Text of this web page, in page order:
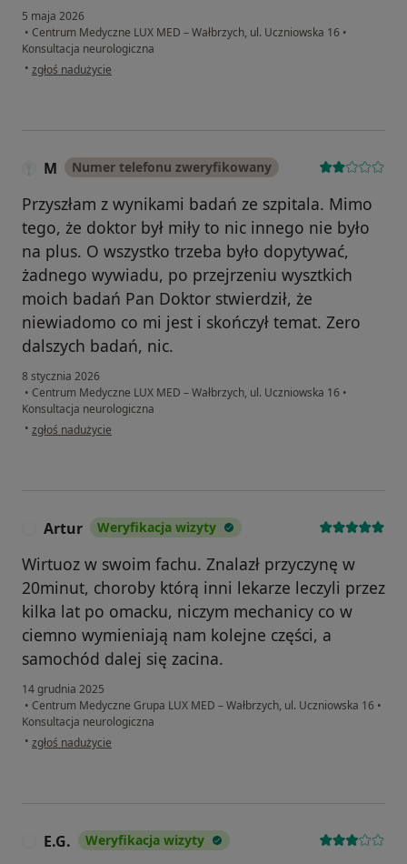
5 maja 2026
• Centrum Medyczne LUX MED – Wałbrzych, ul. Uczniowska 16 •
Konsultacja neurologiczna
• w opinii użytkownika Oskar
zgłoś nadużycie
M Numer telefonu zweryfikowany
Przyszłam z wynikami badań ze szpitala. Mimo
tego, że doktor był miły to nic innego nie było
na plus. O wszystko trzeba było dopytywać,
żadnego wywiadu, po przejrzeniu wysztkich
moich badań Pan Doktor stwierdził, że
niewiadomo co mi jest i skończył temat. Zero
dalszych badań, nic.
8 stycznia 2026
• Centrum Medyczne LUX MED – Wałbrzych, ul. Uczniowska 16 •
Konsultacja neurologiczna
• w opinii użytkownika M
zgłoś nadużycie
Artur Weryfikacja wizyty
Wirtuoz w swoim fachu. Znalazł przyczynę w
20minut, choroby którą inni lekarze leczyli przez
kilka lat po omacku, niczym mechanicy co w
ciemno wymieniają nam kolejne części, a
samochód dalej się zacina.
14 grudnia 2025
• Centrum Medyczne Grupa LUX MED – Wałbrzych, ul. Uczniowska 16 •
Konsultacja neurologiczna
• w opinii użytkownika Artur
zgłoś nadużycie
E.G. Weryfikacja wizyty